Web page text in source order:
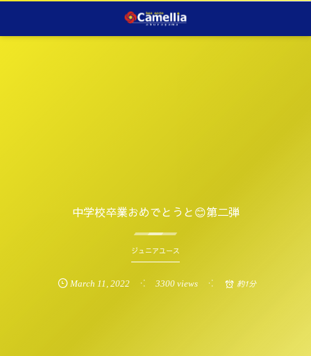
中学校卒業おめでとうと😊第二弾
ジュニアユース
March 11 ,2022 3300 views 約1分